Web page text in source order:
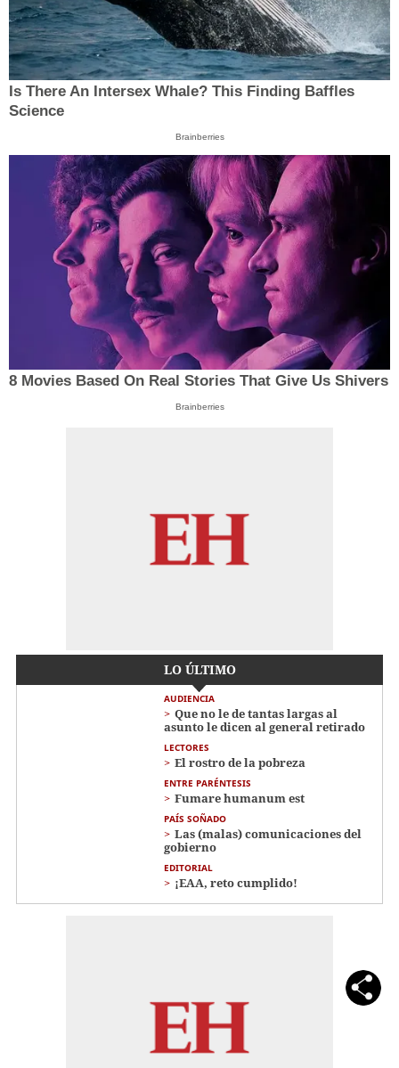
Is There An Intersex Whale? This Finding Baffles
Science
Brainberries
8 Movies Based On Real Stories That Give Us Shivers
Brainberries
LO ÚLTIMO
AUDIENCIA
Que no le de tantas largas al
asunto le dicen al general retirado
LECTORES
El rostro de la pobreza
ENTRE PARÉNTESIS
Fumare humanum est
PAÍS SOÑADO
Las (malas) comunicaciones del
gobierno
EDITORIAL
¡EAA, reto cumplido!